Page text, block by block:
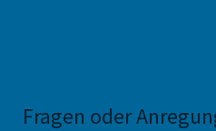
Fragen oder